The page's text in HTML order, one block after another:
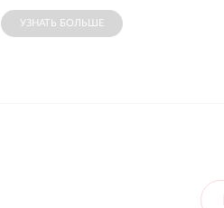
УЗНАТЬ БОЛЬШЕ